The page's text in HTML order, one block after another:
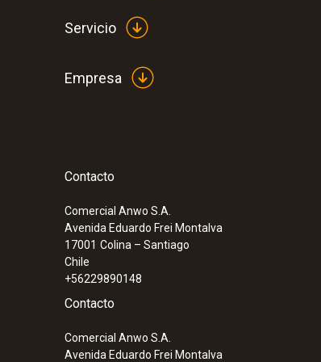
:0554 0621
Servicio
Empresa
Contacto
Comercial Anwo S.A.
Avenida Eduardo Frei Montalva
17001 Colina – Santiago
Chile
+56229890148
Contacto
Comercial Anwo S.A.
Avenida Eduardo Frei Montalva